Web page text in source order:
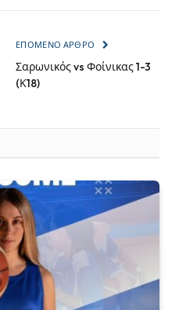
ΕΠΌΜΕΝΟ ΆΡΘΡΟ
Σαρωνικός vs Φοίνικας 1-3
(Κ18)